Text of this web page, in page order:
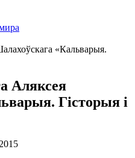
«Кальварыя.
Аляксея
Гісторыя і